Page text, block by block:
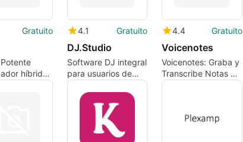
Gratuito
híbrido
4.1 Gratuito
DJ.Studio
Software DJ integral
para usuarios de
Mac
4.4 Gratuito
Voicenotes
Voicenotes: Graba y
Transcribe Notas de
Voz